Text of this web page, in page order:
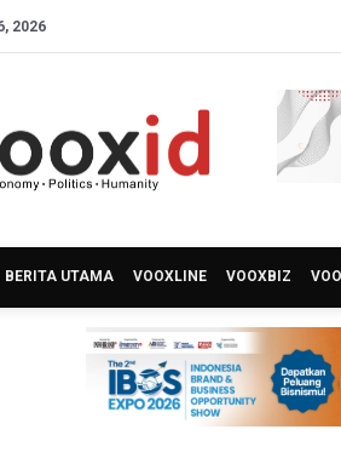
2026
BERITA UTAMA VOOXLINE VOOXBIZ